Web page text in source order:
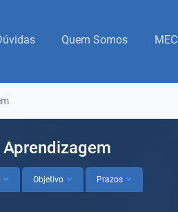
Quem Somos MEC
Objetivo Prazos